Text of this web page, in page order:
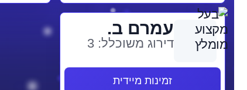
עמרם ב.
דירוג משוכלל: 3
זמינות מיידית